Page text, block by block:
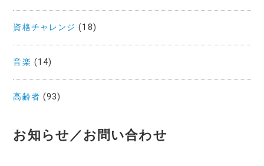
資格チャレンジ (18)
音楽 (14)
高齢者 (93)
お知らせ／お問い合わせ